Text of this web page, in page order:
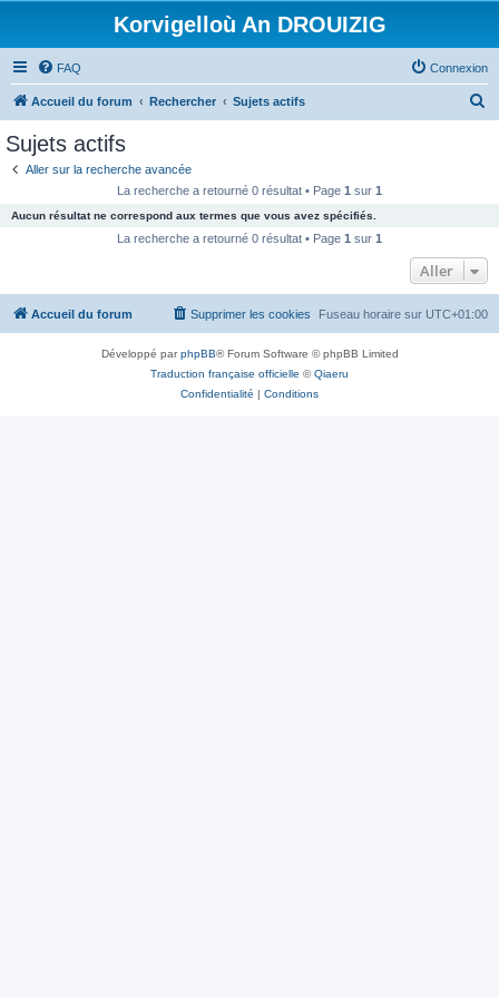
Korvigelloù An DROUIZIG
FAQ Connexion
Accueil du forum Rechercher Sujets actifs
c
e
Sujets actifs
Aller sur la recherche avancée
La recherche a retourné 0 résultat • Page 1 sur 1
Aucun résultat ne correspond aux termes que vous avez spécifiés.
La recherche a retourné 0 résultat • Page 1 sur 1
Aller
Accueil du forum Fuseau horaire sur UTC+01:00
Supprimer les cookies
Développé parphpBB® Forum Software © phpBB Limited
Traduction française officielle ©Qiaeru
Confidentialité | Conditions